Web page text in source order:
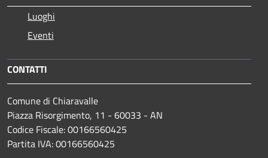
Luoghi
Eventi
CONTATTI
Comune di Chiaravalle
Piazza Risorgimento, 11 - 60033 - AN
Codice Fiscale: 00166560425
Partita IVA: 00166560425